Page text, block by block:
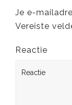
Je e-
Vereiste
Reactie